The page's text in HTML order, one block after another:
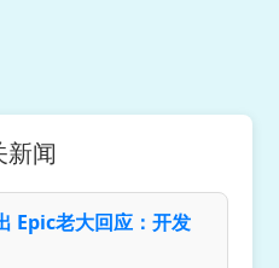
新闻
Epic老大回应：开发